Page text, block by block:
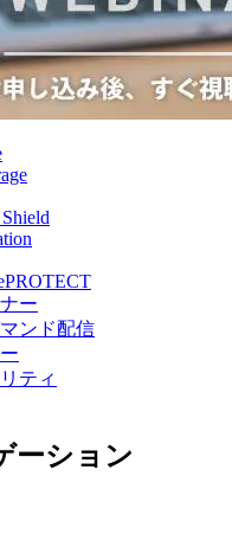
ー
ンド配信
ティ
ーション